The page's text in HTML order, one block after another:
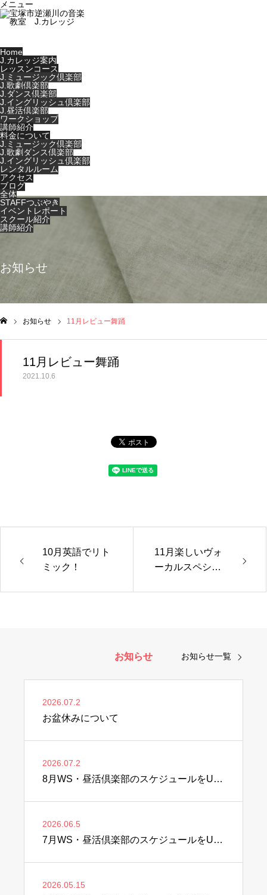
メニュー
Home
J.カレッジ案内
レッスンコース
J.ミュージック倶楽部
J.歌劇倶楽部
J.ダンス倶楽部
J.イングリッシュ倶楽部
J.昼活倶楽部
ワークショップ
講師紹介
料金について
J.ミュージック倶楽部
J.歌劇ダンス倶楽部
J.イングリッシュ倶楽部
レンタルルーム
アクセス
ブログ
全体
STAFFつぶやき
イベントレポート
スクール紹介
講師紹介
お知らせ
お知らせ 11月レビュー舞踊
11月レビュー舞踊
2021.10.6
10月英語でリト
ミック！
11月楽しいヴォ
ーカルスペシャ
お知らせ
2026.07.2
お盆休みについて
2026.07.2
8月WS・昼活倶楽部のスケジュールをUPしました♫
2026.06.5
7月WS・昼活倶楽部のスケジュールをUPしました♫
2026.05.15
お知らせ一覧